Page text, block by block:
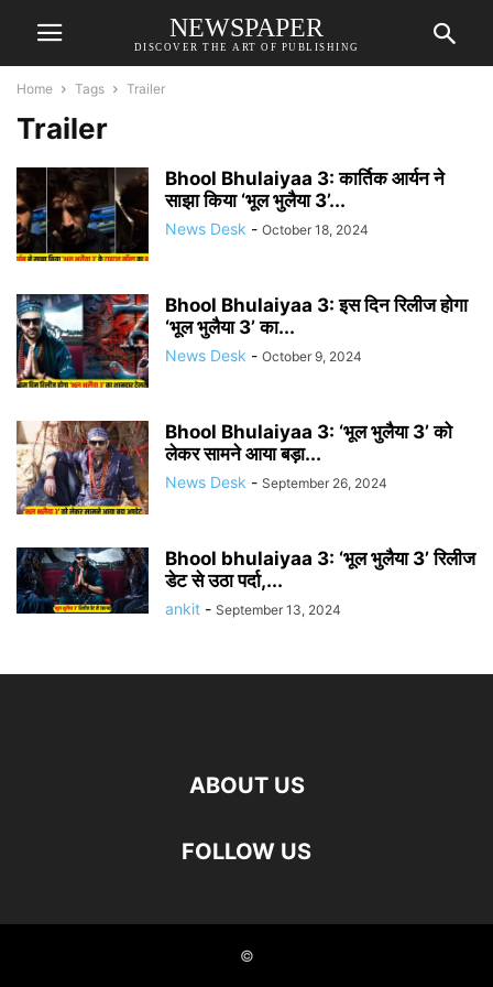
NEWSPAPER
DISCOVER THE ART OF PUBLISHING
Home Tags Trailer
Trailer
Bhool Bhulaiyaa 3: कार्तिक आर्यन ने
साझा किया ‘भूल भुलैया 3’...
News Desk - October 18, 2024
Bhool Bhulaiyaa 3: इस दिन रिलीज होगा
‘भूल भुलैया 3’ का...
News Desk - October 9, 2024
Bhool Bhulaiyaa 3: ‘भूल भुलैया 3’ को
लेकर सामने आया बड़ा...
News Desk - September 26, 2024
Bhool bhulaiyaa 3: ‘भूल भुलैया 3’ रिलीज
डेट से उठा पर्दा,...
ankit - September 13, 2024
ABOUT US
FOLLOW US
©